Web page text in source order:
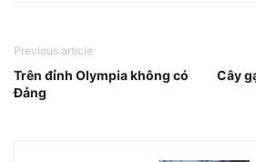
Previous article
Trên đỉnh Olympia không có
Đảng
Cây